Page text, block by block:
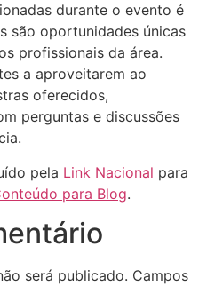
durante o evento é
são oportunidades únicas
profissionais da área.
a aproveitarem ao
oferecidos,
perguntas e discussões
pela Link Nacional para
para Blog.
será publicado. Campos